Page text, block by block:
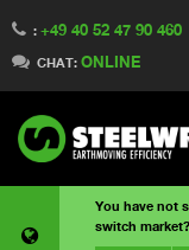
: +49 40 52 47 90 460
CHAT: ONLINE
You have not
switch market?